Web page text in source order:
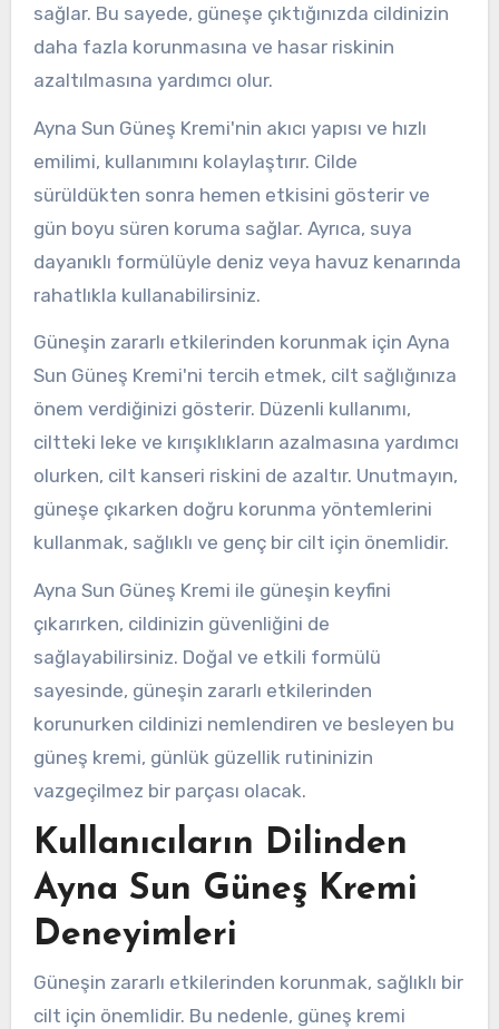
sağlar. Bu sayede, güneşe çıktığınızda cildinizin
daha fazla korunmasına ve hasar riskinin
azaltılmasına yardımcı olur.
Ayna Sun Güneş Kremi'nin akıcı yapısı ve hızlı
emilimi, kullanımını kolaylaştırır. Cilde
sürüldükten sonra hemen etkisini gösterir ve
gün boyu süren koruma sağlar. Ayrıca, suya
dayanıklı formülüyle deniz veya havuz kenarında
rahatlıkla kullanabilirsiniz.
Güneşin zararlı etkilerinden korunmak için Ayna
Sun Güneş Kremi'ni tercih etmek, cilt sağlığınıza
önem verdiğinizi gösterir. Düzenli kullanımı,
ciltteki leke ve kırışıklıkların azalmasına yardımcı
olurken, cilt kanseri riskini de azaltır. Unutmayın,
güneşe çıkarken doğru korunma yöntemlerini
kullanmak, sağlıklı ve genç bir cilt için önemlidir.
Ayna Sun Güneş Kremi ile güneşin keyfini
çıkarırken, cildinizin güvenliğini de
sağlayabilirsiniz. Doğal ve etkili formülü
sayesinde, güneşin zararlı etkilerinden
korunurken cildinizi nemlendiren ve besleyen bu
güneş kremi, günlük güzellik rutininizin
vazgeçilmez bir parçası olacak.
Kullanıcıların Dilinden
Ayna Sun Güneş Kremi
Deneyimleri
Güneşin zararlı etkilerinden korunmak, sağlıklı bir
cilt için önemlidir. Bu nedenle, güneş kremi